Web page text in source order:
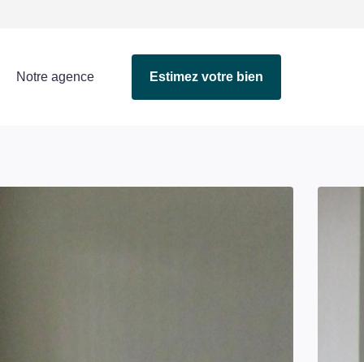
Notre agence Estimez votre bien